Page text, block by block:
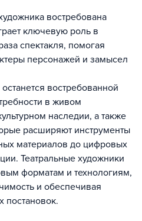
востребована
ключевую роль в
спектакля, помогая
персонажей и замысел
востребованной
в живом
наследии, а также
расширяют инструменты
материалов до цифровых
Театральные художники
форматам и технологиям,
и обеспечивая
постановок.